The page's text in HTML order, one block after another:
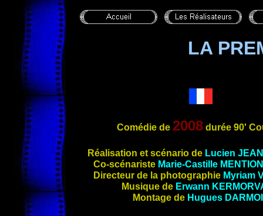
LA
Comédie de 2008 durée 90'
Réalisation et scénario de Lucien
Co-scénariste Marie-Castille
Directeur de la photographie Myriam
Musique de Erwann
Montage de Hugues